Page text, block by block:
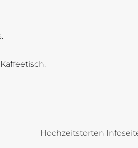
Hochzeitstorten